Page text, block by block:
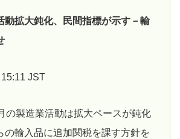
動拡大鈍化、民間指標が示す－輸
JST
の製造業活動は拡大ペースが鈍化
の輸入品に追加関税を課す方針を